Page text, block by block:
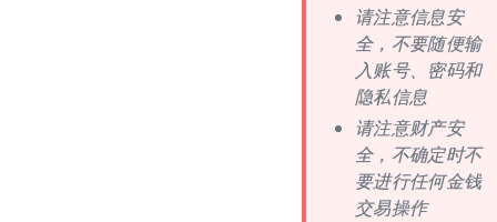
请注意信息安
全，不要随便输
入账号、密码和
隐私信息
请注意财产安
全，不确定时不
要进行任何金钱
交易操作